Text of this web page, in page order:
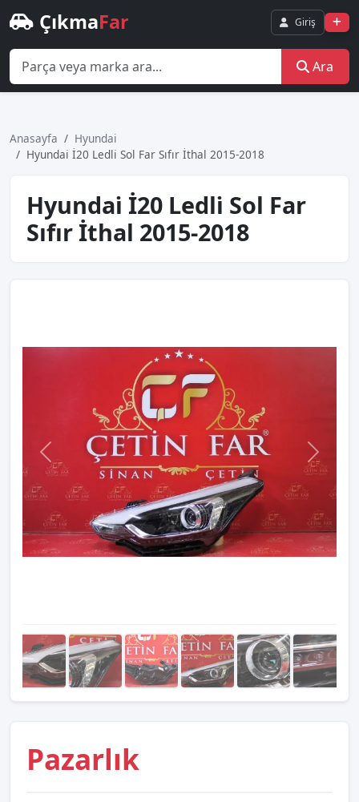
ÇıkmaFar Giriş
Ara
Anasayfa
Hyundai
Hyundai̇ İ20 Ledli̇ Sol Far Sıfır İthal 2015-2018
Hyundai̇ İ20 Ledli̇ Sol Far
Sıfır İthal 2015-2018
Pazarlık